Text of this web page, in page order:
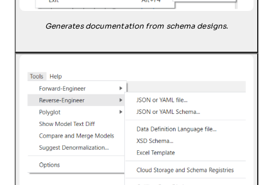
Generates documentation from schema designs.